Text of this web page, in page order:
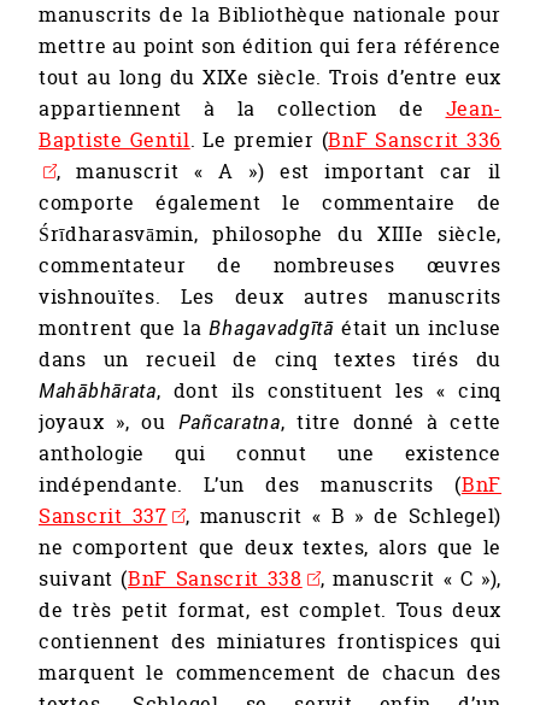
manuscrits de la Bibliothèque nationale pour
mettre au point son édition qui fera référence
tout au long du XIXe siècle. Trois d’entre eux
appartiennent à la collection de Jean-
Baptiste Gentil. Le premier (BnF Sanscrit 336
, manuscrit « A ») est important car il
comporte également le commentaire de
Śrīdharasvāmin, philosophe du XIIIe siècle,
commentateur de nombreuses œuvres
vishnouïtes. Les deux autres manuscrits
montrent que laBhagavadgītā était un incluse
dans un recueil de cinq textes tirés du
Mahābhārata, dont ils constituent les « cinq
joyaux », ou Pañcaratna, titre donné à cette
anthologie qui connut une existence
indépendante. L’un des manuscrits (BnF
Sanscrit 337
, manuscrit « B » de Schlegel)
ne comportent que deux textes, alors que le
suivant (BnF Sanscrit 338
, manuscrit « C »),
de très petit format, est complet. Tous deux
contiennent des miniatures frontispices qui
marquent le commencement de chacun des